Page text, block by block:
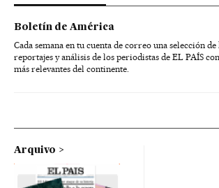
Boletín de América
Cada semana en tu cuenta de correo una selección
reportajes y análisis de los periodistas de EL PAÍS
más relevantes del continente.
Arquivo